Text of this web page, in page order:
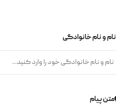
نام و نام خانوادگی
متن پیام